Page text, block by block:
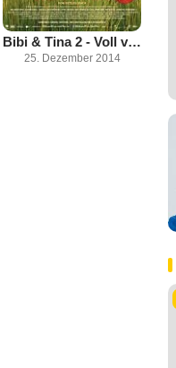
Bibi & Tina 2 - Voll verhext
25. Dezember 2014